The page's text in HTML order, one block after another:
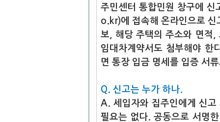
주민센터 통합민원 창구에 신
o.kr)에 접속해 온라인으로
보, 해당 주택의 주소와 면적
임대차계약서도 첨부해야 한
면 통장 입금 명세를 입증 서
Q. 신고는 누가 하나.
A. 세입자와 집주인에게 신
필요는 없다. 공동으로 서명